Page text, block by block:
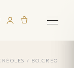
/ BO.CRÉO